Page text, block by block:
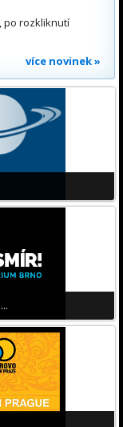
, po rozkliknutí
více novinek »